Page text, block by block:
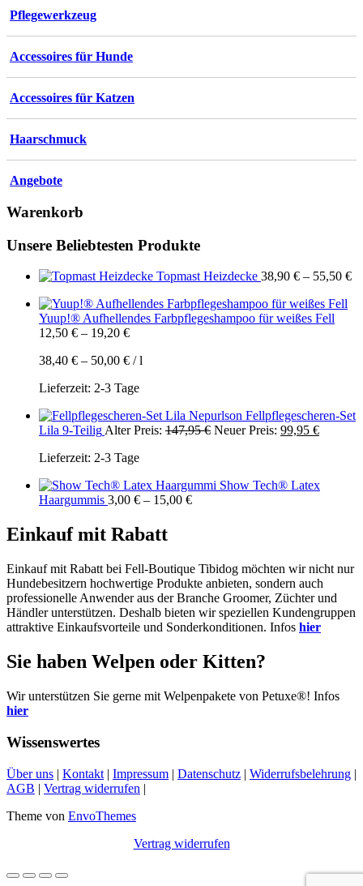
Pflegewerkzeug
Accessoires für Hunde
Accessoires für Katzen
Haarschmuck
Angebote
Warenkorb
Unsere Beliebtesten Produkte
Topmast Heizdecke 38,90 € – 55,50 €
Yuup!® Aufhellendes Farbpflegeshampoo für weißes Fell
12,50 € – 19,20 €
38,40 € – 50,00 € /l
Lieferzeit: 2-3 Tage
Nepurlson Fellpflegescheren-Set
Lila 9-TeiligAlter Preis: 147,95€ Ursprünglicher
Neuer Preis: 99,95 €
Lieferzeit: 2-3 Tage
Show Tech® Latex
Haargummis 3,00 € – 15,00 €
Einkauf mit Rabatt
Einkauf mit Rabatt bei Fell-Boutique Tibidog möchten wir nicht nur
Hundebesitzern hochwertige Produkte anbieten, sondern auch
professionelle Anwender aus der Branche Groomer, Züchter und
Händler unterstützen. Deshalb bieten wir speziellen Kundengruppen
attraktive Einkaufsvorteile und Sonderkonditionen. Infos hier
Sie haben Welpen oder Kitten?
Wir unterstützen Sie gerne mit Welpenpakete von Petuxe®! Infos
hier
Wissenswertes
Über uns | Kontakt | Impressum | Datenschutz | Widerrufsbelehrung |
AGB | Vertrag widerrufen |
Theme von EnvoThemes
Vertrag widerrufen